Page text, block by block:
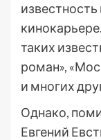
известность
таких
роман»,
и многих
Однако,
Евгений